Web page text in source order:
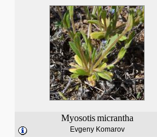
Myosotis micrantha
Evgeny Komarov